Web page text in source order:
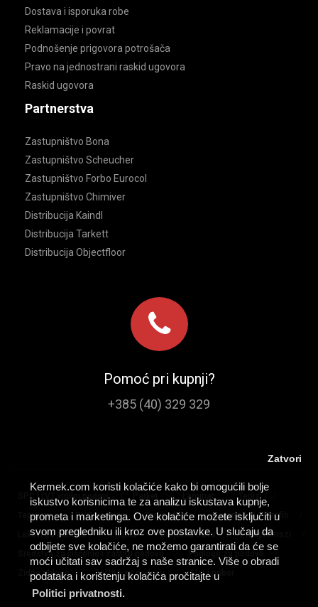
Kermek.com koristi kolačiće kako bi omogućili bolje
iskustvo korisnicima te za analizu iskustava kupnje,
prometa i marketinga. Ove kolačiće možete isključiti u
svom pregledniku ili kroz ove postavke. U slučaju da
odbijete sve kolačiće, ne možemo garantirati da će se
moći učitati sav sadržaj s naše stranice. Više o obradi
podataka i korištenju kolačića pročitajte u
Politici privatnosti.
Zatvori
Dostava i isporuka robe
Reklamacije i povrat
Podnošenje prigovora potrošača
Pravo na jednostrani raskid ugovora
Raskid ugovora
Partnerstva
Zastupništvo Bona
Zastupništvo Scheucher
Zastupništvo Forbo Eurocol
Zastupništvo Chimiver
Distribucija Kaindl
Distribucija Tarkett
Distribucija Objectfloor
Pomoć pri kupnji?
+385 (40) 329 329
SPC I LVT vinilni podovi / Laminat / Tepisi
Tapisoni / PVC podovi / Tepih staze / Lajsne / Profili
Lakovi za parkete / Ljepila / Umjetna trava / Predpremazi
Sredstva za čišćenje i zaštitu podova / Podloge za podove /
Zidne obloge / Zaštita za podove / Alat i pribor